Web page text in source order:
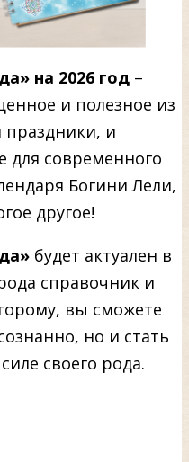
на 2026 год –
и полезное из
и
для современного
Богини Лели,
другое!
будет актуален в
справочник и
вы сможете
но и стать
своего рода.